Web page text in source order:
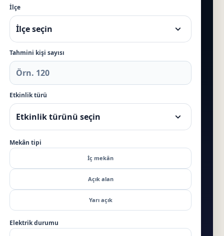
İlçe
Tahmini kişi sayısı
Etkinlik türü
Mekân tipi
İç mekân
Açık alan
Yarı açık
Elektrik durumu